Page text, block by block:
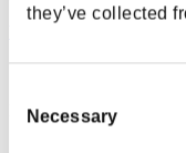
they’ve collected
Selection
Necessary
RANK